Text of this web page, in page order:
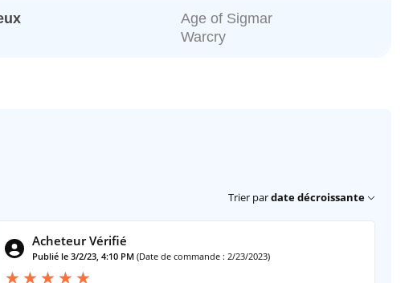
Age of Sigmar
Warcry
Trier pardate décroissante
Acheteur Vérifié
Publié le 3/2/23, 4:10 PM (Date de commande : 2/23/2023)